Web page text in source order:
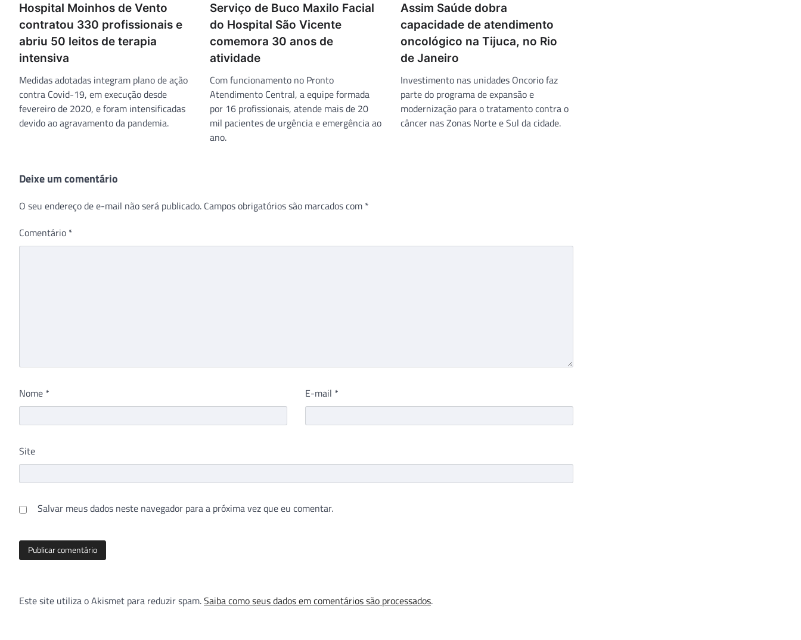
Hospital Moinhos de Vento
contratou 330 profissionais e
abriu 50 leitos de terapia
intensiva
Medidas adotadas integram plano de ação
contra Covid-19, em execução desde
fevereiro de 2020, e foram intensificadas
devido ao agravamento da pandemia.
Serviço de Buco Maxilo Facial
do Hospital São Vicente
comemora 30 anos de
atividade
Com funcionamento no Pronto
Atendimento Central, a equipe formada
por 16 profissionais, atende mais de 20
mil pacientes de urgência e emergência ao
ano.
Assim Saúde dobra
capacidade de atendimento
oncológico na Tijuca, no Rio
de Janeiro
Investimento nas unidades Oncorio faz
parte do programa de expansão e
modernização para o tratamento contra o
câncer nas Zonas Norte e Sul da cidade.
Deixe um comentário
O seu endereço de e-mail não será publicado. Campos obrigatórios são marcados com *
Comentário *
Nome * E-mail *
Site
Salvar meus dados neste navegador para a próxima vez que eu comentar.
Este site utiliza o Akismet para reduzir spam.Saiba como seus dados em comentários são processados.